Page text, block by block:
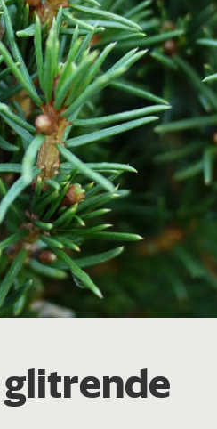
glitrende